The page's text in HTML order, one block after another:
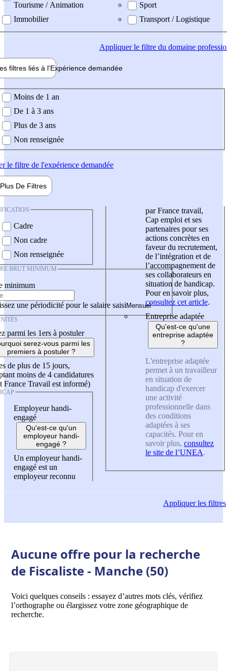
Tourisme / Animation
Immobilier
Sport
Transport / Logistique
Appliquerle filtre du domaine
filtres liés à l'Expérience demandée
demandée
Moins de 1 an
De 1 à 3 ans
Plus de 3 ans
Non renseignée
le filtre de l'expérience demandée
Plus De Filtres
Cadre
Non cadre
Non renseignée
BRUT MINIMUM
minimum
une périodicité pour le salaire saisi
parmi les 1ers à postuler
serez-vous parmi les
premiers à postuler ?
de plus de 15 jours,
moins de 4 candidatures
France Travail est informé)
Employeur handi-
engagé
Qu'est-ce qu'un
employeur handi-
engagé ?
Un employeur handi-
engagé est un
employeur reconnu
par France travail,
Cap emploi et ses
partenaires pour ses
actions concrètes en
faveur du recrutement,
de l’intégration et de
l’accompagnement de
ses collaborateurs en
situation de handicap.
Pour en savoir plus,
consultez cet article.
Entreprise adaptée
Qu'est-ce qu'une
entreprise adaptée
?
L'entreprise adaptée
permet à un travailleur
en situation de
handicap d'exercer
une activité
professionnelle dans
des conditions
adaptées à ses
capacités. Pour en
savoir plus, consultez
le site de l’UNEA.
Appliquerles filtres
Aucune offre pour la recherche
de Fiscaliste - Manche (50)
Voici quelques conseils : essayez d’autres mots clés, vérifiez
l’orthographe ou élargissez votre zone géographique de
recherche.